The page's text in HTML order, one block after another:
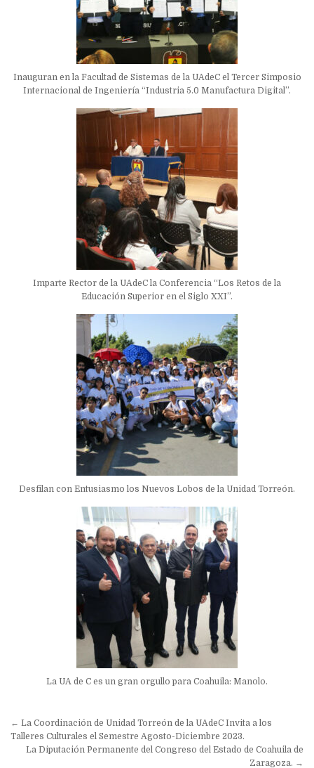
Inauguran en la Facultad de Sistemas de la UAdeC el Tercer Simposio
Internacional de Ingeniería “Industria 5.0 Manufactura Digital”.
Imparte Rector de la UAdeC la Conferencia “Los Retos de la
Educación Superior en el Siglo XXI”.
Desfilan con Entusiasmo los Nuevos Lobos de la Unidad Torreón.
La UA de C es un gran orgullo para Coahuila: Manolo.
Navegación
de
entradas
← La Coordinación de Unidad Torreón de la UAdeC Invita a los
Talleres Culturales el Semestre Agosto-Diciembre 2023.
La Diputación Permanente del Congreso del Estado de Coahuila de
Zaragoza. →